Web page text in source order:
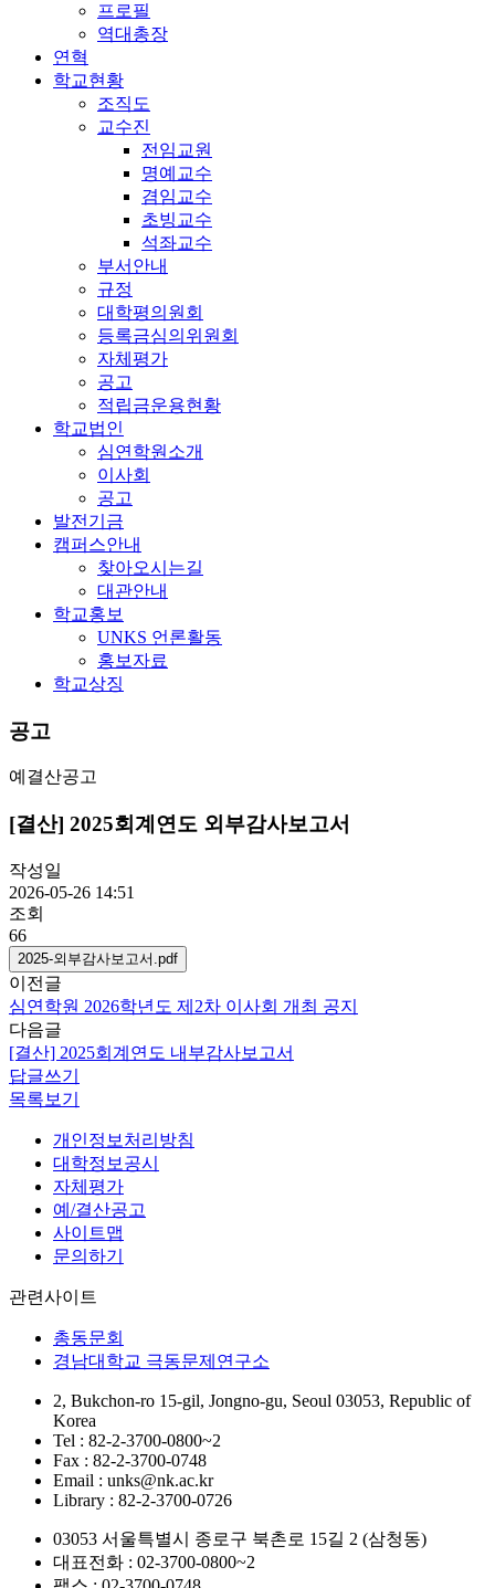
프로필
역대총장
연혁
학교현황
조직도
교수진
전임교원
명예교수
겸임교수
초빙교수
석좌교수
부서안내
규정
대학평의원회
등록금심의위원회
자체평가
공고
적립금운용현황
학교법인
심연학원소개
이사회
공고
발전기금
캠퍼스안내
찾아오시는길
대관안내
학교홍보
UNKS 언론활동
홍보자료
학교상징
공고
예결산공고
[결산] 2025회계연도 외부감사보고서
작성일
2026-05-26 14:51
조회
66
2025-외부감사보고서.pdf
이전글
심연학원 2026학년도 제2차 이사회 개최 공지
다음글
[결산] 2025회계연도 내부감사보고서
답글쓰기
목록보기
개인정보처리방침
대학정보공시
자체평가
예/결산공고
사이트맵
문의하기
관련사이트
총동문회
경남대학교 극동문제연구소
2, Bukchon-ro 15-gil, Jongno-gu, Seoul 03053, Republic of
Korea
Tel : 82-2-3700-0800~2
Fax : 82-2-3700-0748
Email : unks@nk.ac.kr
Library : 82-2-3700-0726
03053 서울특별시 종로구 북촌로 15길 2 (삼청동)
대표전화 : 02-3700-0800~2